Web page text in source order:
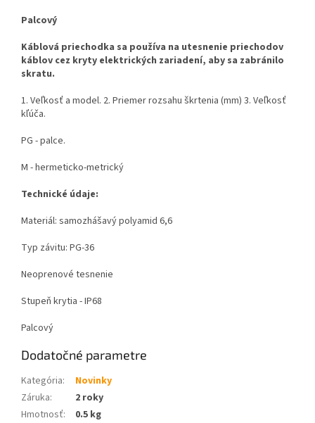
Palcový
Káblová priechodka sa používa na utesnenie priechodov
káblov cez kryty elektrických zariadení, aby sa zabránilo
skratu.
1. Veľkosť a model. 2. Priemer rozsahu škrtenia (mm) 3. Veľkosť
kľúča.
PG - palce.
M - hermeticko-metrický
Technické údaje:
Materiál: samozhášavý polyamid 6,6
Typ závitu: PG-36
Neoprenové tesnenie
Stupeň krytia - IP68
Palcový
Dodatočné parametre
Kategória:
Novinky
Záruka:
2 roky
Hmotnosť:
0.5 kg